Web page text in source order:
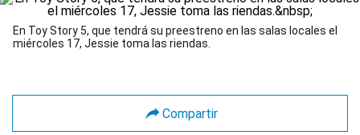
En Toy Story 5, que tendrá su preestreno en las salas locales el
miércoles 17, Jessie toma las riendas.
Compartir